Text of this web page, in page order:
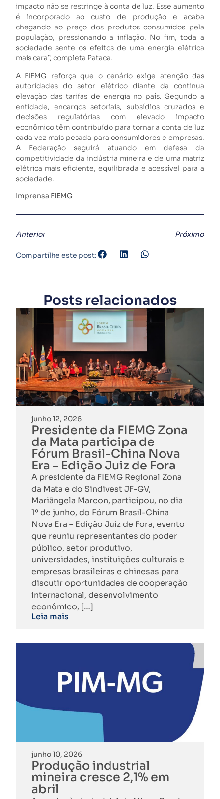
impacto não se restringe à conta de luz. Esse aumento
é incorporado ao custo de produção e acaba
chegando ao preço dos produtos consumidos pela
população, pressionando a inflação. No fim, toda a
sociedade sente os efeitos de uma energia elétrica
mais cara”, completa Pataca.
A FIEMG reforça que o cenário exige atenção das
autoridades do setor elétrico diante da contínua
elevação das tarifas de energia no país. Segundo a
entidade, encargos setoriais, subsídios cruzados e
decisões regulatórias com elevado impacto
econômico têm contribuído para tornar a conta de luz
cada vez mais pesada para consumidores e empresas.
A Federação seguirá atuando em defesa da
competitividade da indústria mineira e de uma matriz
elétrica mais eficiente, equilibrada e acessível para a
sociedade.
Imprensa FIEMG
Anterior Próximo
Compartilhe este post:
Posts relacionados
junho 12, 2026
Presidente da FIEMG Zona
da Mata participa de
Fórum Brasil-China Nova
Era – Edição Juiz de Fora
A presidente da FIEMG Regional Zona
da Mata e do Sindivest JF-GV,
Mariângela Marcon, participou, no dia
1º de junho, do Fórum Brasil-China
Nova Era – Edição Juiz de Fora, evento
que reuniu representantes do poder
público, setor produtivo,
universidades, instituições culturais e
empresas brasileiras e chinesas para
discutir oportunidades de cooperação
internacional, desenvolvimento
econômico, […]
Leia mais
junho 10, 2026
Produção industrial
mineira cresce 2,1% em
abril